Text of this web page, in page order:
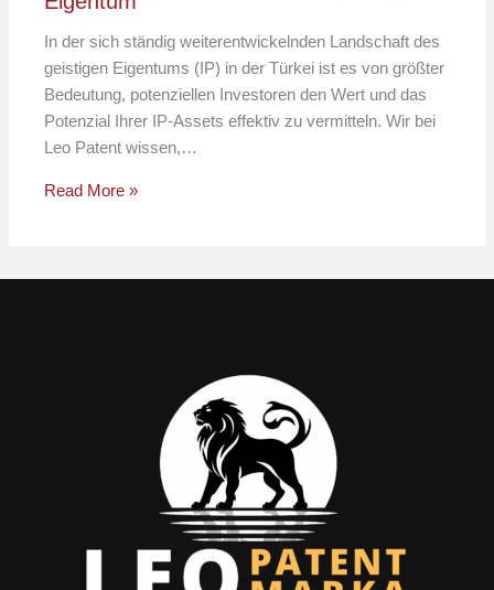
In der sich ständig weiterentwickelnden Landschaft des
geistigen Eigentums (IP) in der Türkei ist es von größter
Bedeutung, potenziellen Investoren den Wert und das
Potenzial Ihrer IP-Assets effektiv zu vermitteln. Wir bei
Leo Patent wissen,…
Read More »